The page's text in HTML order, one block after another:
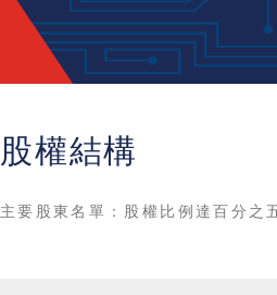
股權結構
主要股東名單：股權比例達百分之